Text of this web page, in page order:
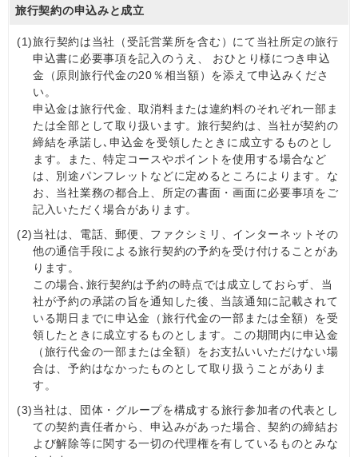
旅行契約の申込みと成立
(1)旅行契約は当社（受託営業所を含む）にて当社所定の旅行
申込書に必要事項を記入のうえ、 おひとり様につき申込
金（原則旅行代金の20％相当額）を添えて申込みくださ
い。
申込金は旅行代金、取消料または違約料のそれぞれ一部ま
たは全部として取り扱います。旅行契約は、当社が契約の
締結を承諾し､申込金を受領したときに成立するものとし
ます。また、特定コースやポイントを使用する場合など
は、別途パンフレットなどに定めるところによります。な
お、当社業務の都合上、所定の書面・画面に必要事項をご
記入いただく場合があります。
(2)当社は、電話、郵便、ファクシミリ、インターネットその
他の通信手段による旅行契約の予約を受け付けることがあ
ります。
この場合､旅行契約は予約の時点では成立しておらず、当
社が予約の承諾の旨を通知した後、当該通知に記載されて
いる期日までに申込金（旅行代金の一部または全額）を受
領したときに成立するものとします。この期間内に申込金
（旅行代金の一部または全額）をお支払いいただけない場
合は、予約はなかったものとして取り扱うことがありま
す。
(3)当社は、団体・グループを構成する旅行参加者の代表とし
ての契約責任者から、申込みがあった場合、契約の締結お
よび解除等に関する一切の代理権を有しているものとみな